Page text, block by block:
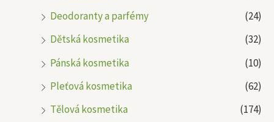
Deodoranty a parfémy
(24)
Dětská kosmetika
(32)
Pánská kosmetika
(10)
Pleťová kosmetika
(62)
Tělová kosmetika
(174)